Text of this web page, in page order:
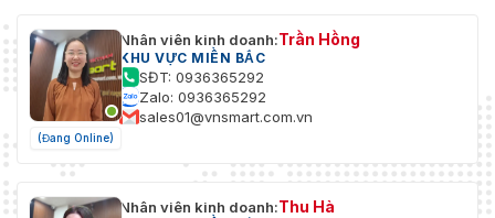
(Đang Online)
Nhân viên kinh doanh:Trần Hồng
KHU VỰC MIỀN BẮC
SĐT: 0936365292
Zalo: 0936365292
sales01@vnsmart.com.vn
Nhân viên kinh doanh:Thu Hà